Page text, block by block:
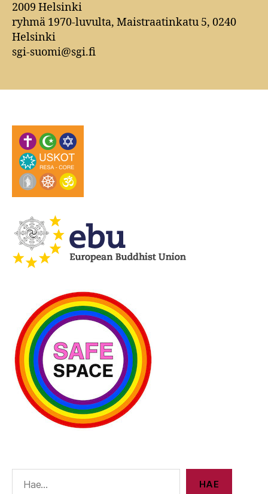
2009 Helsinki
ryhmä 1970-luvulta, Maistraatinkatu 5, 0240
Helsinki
sgi-suomi@sgi.fi
HAE